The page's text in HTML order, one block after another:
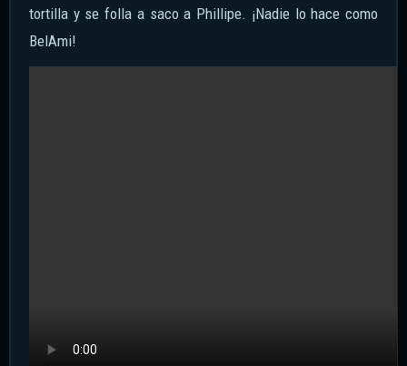
tortilla y se folla a saco a Phillipe. ¡Nadie lo hace como
BelAmi!